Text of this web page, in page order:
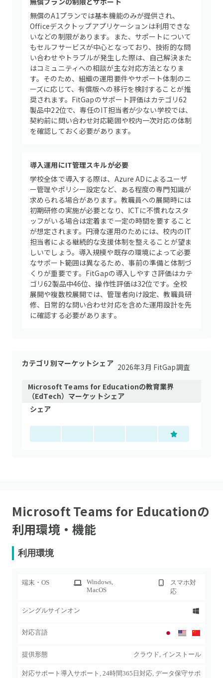
無償のA1プランでは基本機能のみが提供され、
Officeデスクトップアプリケーションは利用できな
いなどの制限があります。また、サポートについて
もセルフサービスが中心となっており、技術的な問
い合わせやトラブルが発生した際は、自己解決また
はコミュニティへの相談が主な対応方法となりま
す。そのため、組織の運用要件やサポート体制のニ
ーズに応じて、有償版への移行を検討することが推
奨されます。FitGapのサポート評価はカテゴリ62
製品中22位で、専任のIT担当者が少ない学校では、
契約前に問い合わせ対応範囲や校内一次対応の体制
を確認しておく必要があります。
導入運用にIT管理スキルが必要
学校全体で導入する際は、Azure ADによるユーザ
ー管理やポリシー設定など、ある程度の専門知識が
求められる場合があります。教職員への展開時には
初期研修の実施が必要となり、ICTに不慣れなスタ
ッフがいる場合は定着まで一定の時間を要すること
が想定されます。円滑な運用のためには、校内のIT
担当者による継続的な支援体制を整えることが望ま
しいでしょう。導入規模や既存の環境によって必要
なサポート範囲は異なるため、事前の準備と体制づ
くりが重要です。FitGapの導入しやすさ評価はカテ
ゴリ62製品中46位、操作性評価は32位です。全校
展開や複数校展開では、管理者向け設定、教職員研
修、日常的な問い合わせ対応を含めた運用設計を先
に確認する必要があります。
カテゴリ別マーケットシェア 2026年3月 FitGap調査
Microsoft Teams for Educationの教育業界
（EdTech） マーケットシェア
シェア
Microsoft Teams for Educationの
利用環境・機能
利用環境
端末・OS Windows,
MacOS
スマホ対
応
シングルサインオン
対応言語
提供形態 クラウド, インストール
対応サポート 導入サポート, 24時間365日対応, データ保守サポ